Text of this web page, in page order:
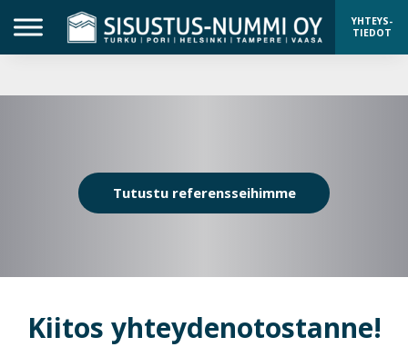
YHTEYS-
TIEDOT
Tutustu referensseihimme
Kiitos yhteydenotostanne!